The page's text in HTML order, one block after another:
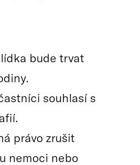
bude trvat
souhlasí s
právo zrušit
nemoci nebo